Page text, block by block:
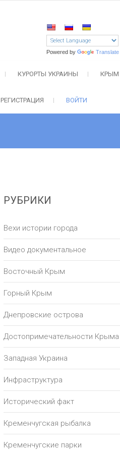
Powered by Translate
КУРОРТЫ УКРАИНЫ КРЫМ
РЕГИСТРАЦИЯ ВОЙТИ
РУБРИКИ
Вехи истории города
Видео документальное
Восточный Крым
Горный Крым
Днепровские острова
Достопримечательности Крыма
Западная Украина
Инфраструктура
Исторический факт
Кременчугская рыбалка
Кременчугские парки